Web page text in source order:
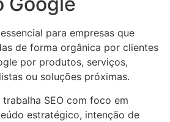
para empresas que
de forma orgânica por clientes
por produtos, serviços,
ou soluções próximas.
trabalha SEO com foco em
estratégico, intenção de